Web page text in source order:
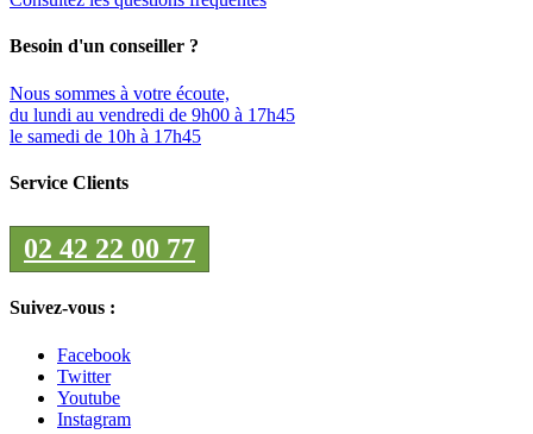
Besoin d'un conseiller ?
Nous sommes à votre écoute,
du lundi au vendredi de 9h00 à 17h45
le samedi de 10h à 17h45
Service Clients
02 42 22 00 77
Suivez-vous :
Facebook
Twitter
Youtube
Instagram